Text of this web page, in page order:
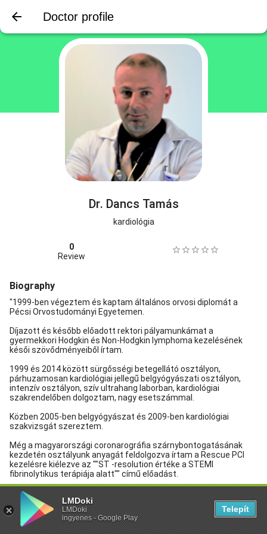
LMDoki
LMDoki
ingyenes - Google Play
Telepít